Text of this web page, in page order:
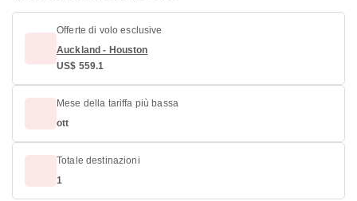
Offerte di volo esclusive
Auckland - Houston
US$ 559.1
Mese della tariffa più bassa
ott
Totale destinazioni
1